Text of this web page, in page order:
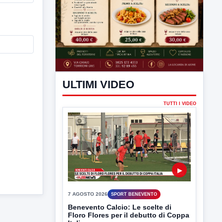
ULTIMI VIDEO
TUTTI I VIDEO
▶
7 AGOSTO 2026 SPORT BENEVENTO
Benevento Calcio: Le scelte di
Floro Flores per il debutto di Coppa